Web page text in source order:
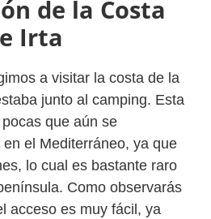
de la Costa
Irta
a visitar la costa de la
junto al camping. Esta
que aún se
el Mediterráneo, ya que
lo cual es bastante raro
Como observarás
acceso es muy fácil, ya